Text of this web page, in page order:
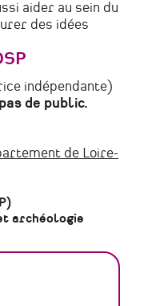
aider au sein du
des idées
indépendante)
de public.
de Loire-
archéologie